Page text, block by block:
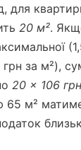
для
20 м².
за м²),
20 × 106
65 м²